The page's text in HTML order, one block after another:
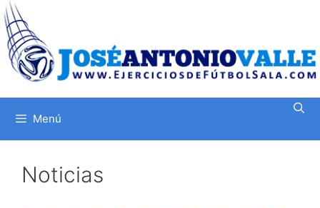
Saltar
al
contenido
Menú
Noticias